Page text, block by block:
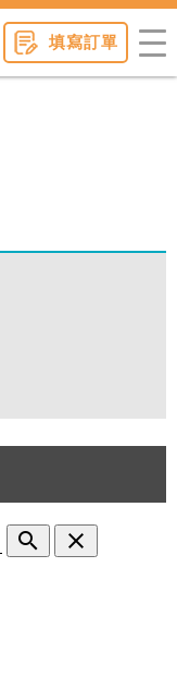
填寫訂單
search clear